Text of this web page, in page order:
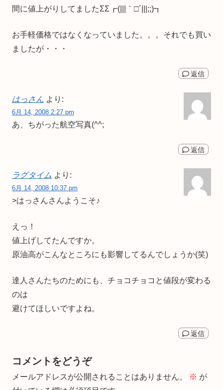
間に値上がりしてましたΣΣ┏(|||｀□´|||;;)┓
お手軽価格ではなくなっていました。。。それでも買い
ましたが・・・
返信
はっさん より:
6月 14, 2008 2:27 pm
あ、ちがった航空写真(^^;
返信
ラグタイム より:
6月 14, 2008 10:37 pm
>はっさんさんようこそ♪
えっ！
値上げしてたんですか。
原油高がこんなところにも影響してるんでしょうか(笑)
達人さんたちのためにも、チョコチョコと値段が変わる
のは
避けてほしいですよね。
返信
コメントをどうぞ
メールアドレスが公開されることはありません。 ※ が